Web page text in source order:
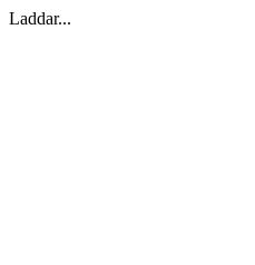
Laddar...